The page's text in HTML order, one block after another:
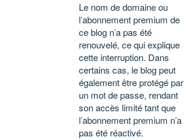
Le nom de domaine ou
l’abonnement premium de
ce blog n’a pas été
renouvelé, ce qui explique
cette interruption. Dans
certains cas, le blog peut
également être protégé par
un mot de passe, rendant
son accès limité tant que
l’abonnement premium n’a
pas été réactivé.